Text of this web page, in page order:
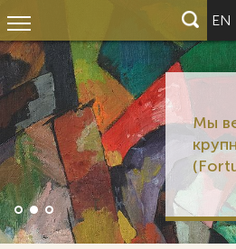
EN
Мы ведем дела 6 из 12
крупнейших корпораций
(Fortune Global 500)